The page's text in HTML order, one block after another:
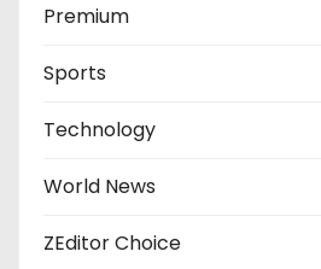
Premium
Sports
Technology
World News
ZEditor Choice